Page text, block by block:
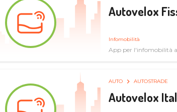
Autovelox
Infomobilità
App per l'infomobilità
AUTO AUTOSTRADE
Autovelox